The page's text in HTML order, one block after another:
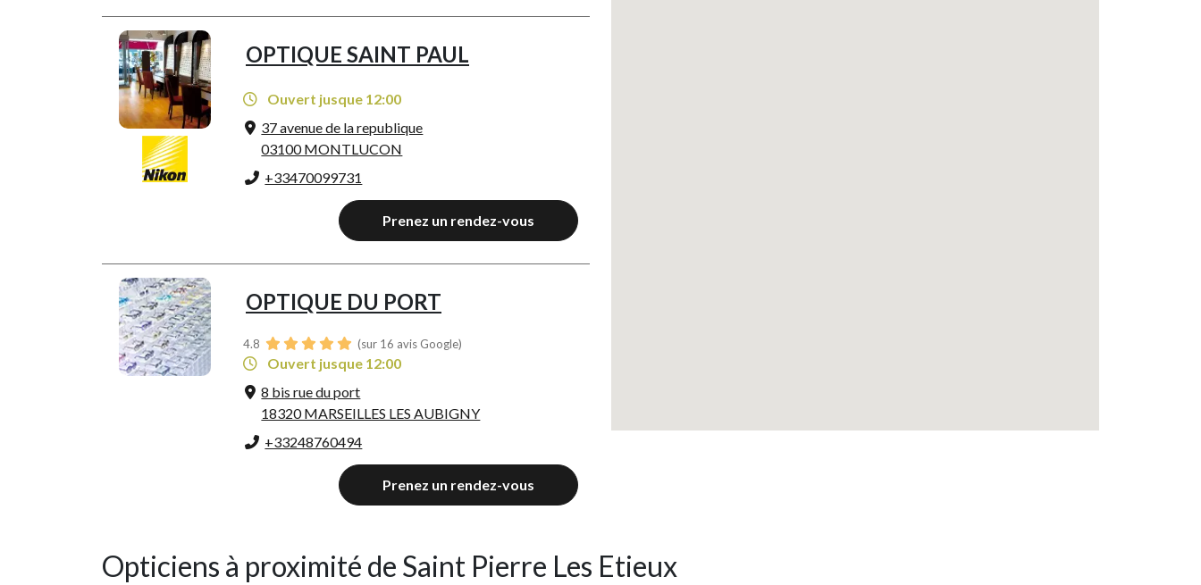
OPTIQUE SAINT PAUL
Ouvert jusque 12:00
37 avenue de la republique
03100 MONTLUCON
+33470099731
Prenez un rendez-vous
OPTIQUE DU PORT
4.8 (sur 16 avis Google)
Ouvert jusque 12:00
8 bis rue du port
18320 MARSEILLES LES AUBIGNY
+33248760494
Prenez un rendez-vous
Opticiens à proximité de Saint Pierre Les Etieux